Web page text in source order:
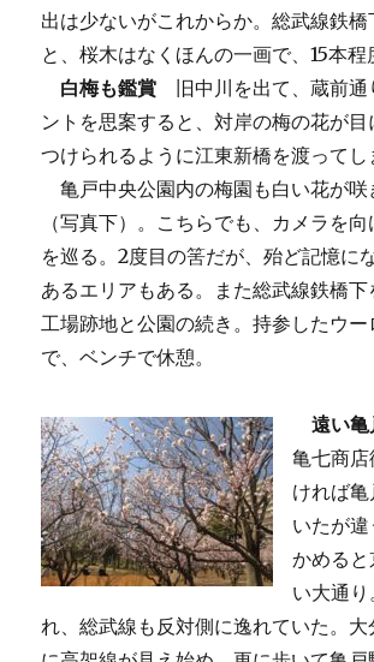
出は少ないがこれからか。総武線鉄橋
と、桜木はなくほんの一画で、15本程
白梅も鑑賞 旧中川を出て、蔵前通
ントを思案すると、対岸の梅の花が目
つけられるように江東新橋を渡ってし
亀戸中央公園内の梅園も白い花が咲
（写真下）。こちらでも、カメラを
を巡る。2度目の筈だが、殆ど記憶に
あるエリアもある。また総武線鉄橋下
工場跡地と公園の続き。持参したウー
で、ベンチで休憩。
遠い亀
亀七商
ければ
いたが
かめる
い大通
れ、総武線も反対側に逸れていた。大